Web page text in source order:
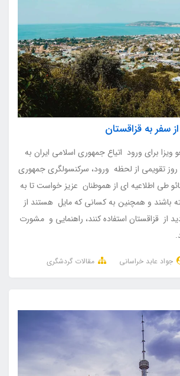
سفر به قزاقستان
ویزا برای ورود اتیاع جمهوری اسلامی ایران به
قزاقستان به مدت 14 روز تقویمی از لحظه ورود، سرکنسولگری جمهوری
طی اطلاعیه ای از هموطنان عزیز خواست تا به
باشند و همچنین به کسانی که مایل هستند از
از قزاقستان استفاده کنند، راهنمایی و مشورت
جواد عابد خراسانی مقالات گردشگری